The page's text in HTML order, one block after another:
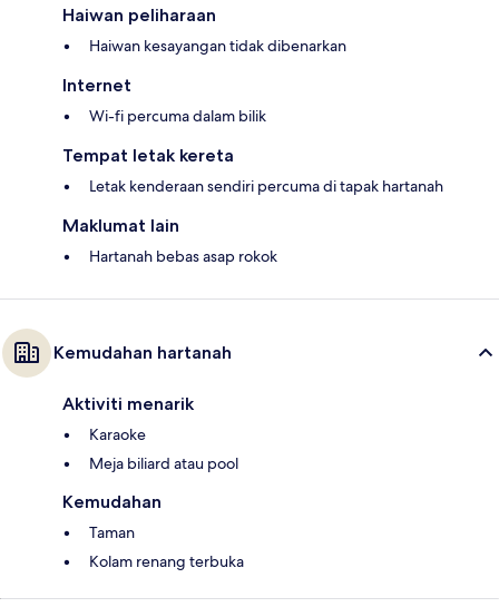
Haiwan peliharaan
Haiwan kesayangan tidak dibenarkan
Internet
Wi-fi percuma dalam bilik
Tempat letak kereta
Letak kenderaan sendiri percuma di tapak hartanah
Maklumat lain
Hartanah bebas asap rokok
Kemudahan hartanah
Aktiviti menarik
Karaoke
Meja biliard atau pool
Kemudahan
Taman
Kolam renang terbuka